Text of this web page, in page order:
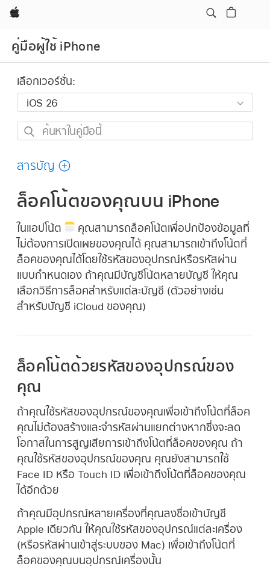
Apple
คู่มือผู้ใช้ iPhone
เลือกเวอร์ชั่น:
ค้นหา
คู่มือ
สารบัญ
ล็อคโน้ตของคุณบน iPhone
ในแอปโน้ต
คุณสามารถล็อคโน้ตเพื่อปกป้องข้อมูลที่
ไม่ต้องการเปิดเผยของคุณได้ คุณสามารถเข้าถึงโน้ตที่
ล็อคของคุณได้โดยใช้รหัสของอุปกรณ์หรือรหัสผ่าน
แบบกำหนดเอง ถ้าคุณมีบัญชีโน้ตหลายบัญชี ให้คุณ
เลือกวิธีการล็อคสำหรับแต่ละบัญชี (ตัวอย่างเช่น
สำหรับบัญชี iCloud ของคุณ)
ล็อคโน้ตด้วยรหัสของอุปกรณ์ของ
คุณ
ถ้าคุณใช้รหัสของอุปกรณ์ของคุณเพื่อเข้าถึงโน้ตที่ล็อค
คุณไม่ต้องสร้างและจำรหัสผ่านแยกต่างหากซึ่งจะลด
โอกาสในการสูญเสียการเข้าถึงโน้ตที่ล็อคของคุณ ถ้า
คุณใช้รหัสของอุปกรณ์ของคุณ คุณยังสามารถใช้
Face ID หรือ Touch ID เพื่อเข้าถึงโน้ตที่ล็อคของคุณ
ได้อีกด้วย
ถ้าคุณมีอุปกรณ์หลายเครื่องที่คุณลงชื่อเข้าบัญชี
Apple เดียวกัน ให้คุณใช้รหัสของอุปกรณ์แต่ละเครื่อง
(หรือรหัสผ่านเข้าสู่ระบบของ Mac) เพื่อเข้าถึงโน้ตที่
ล็อคของคุณบนอุปกรณ์เครื่องนั้น